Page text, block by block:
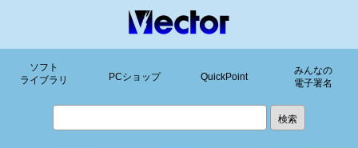
ソフト
ライブラリ
PCショップ QuickPoint
みんなの
電子署名